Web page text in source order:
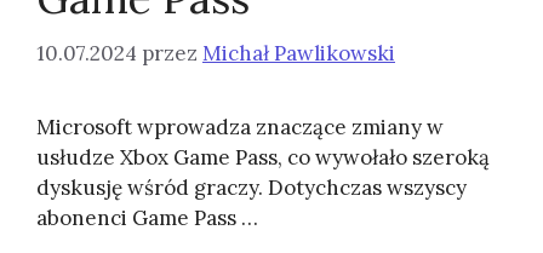
10.07.2024 przez Michał Pawlikowski
Microsoft wprowadza znaczące zmiany w
usłudze Xbox Game Pass, co wywołało szeroką
dyskusję wśród graczy. Dotychczas wszyscy
abonenci Game Pass …